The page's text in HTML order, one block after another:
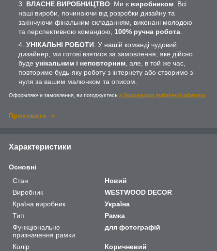
ВЛАСНЕ ВИРОБНИЦТВО: Ми є виробником . Всі
наші вироби, починаючи від розробки дизайну та
закінчуючи фінальним складанням, виконані молодою
та перспективною командою, 100% ручна робота
УНІКАЛЬНІ РОБОТИ: У нашій команді чудовий
дизайнер, ми готові взятися за замовлення, яке дійсно
буде унікальним і неповторним , але, в той же час,
повторимо будь-яку роботу з інтернету або створимо з
нуля за вашим малюнком та описом.
Оформляючи замовлення, ви погоджуєтесь з договором публічної оферти
Приховати
Характеристики
Основні
Стан
Новий
Виробник
WESTWOOD DECOR
Країна виробник
Україна
Тип
Рамка
Функціональне
призначення рамки
для фотографій
Колір
Коричневий